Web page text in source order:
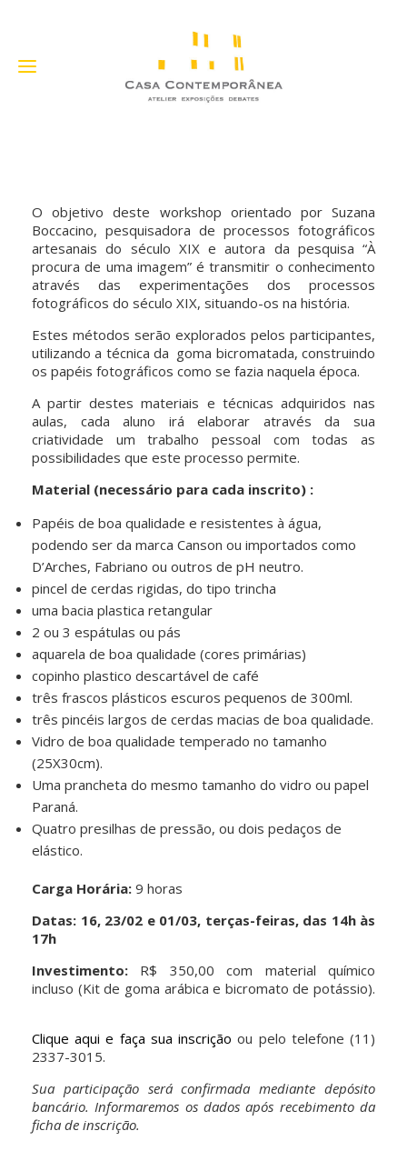
O objetivo deste workshop orientado por Suzana
Boccacino, pesquisadora de processos fotográficos
artesanais do século XIX e autora da pesquisa “À
procura de uma imagem” é transmitir o conhecimento
através das experimentações dos processos
fotográficos do século XIX, situando-os na história.
Estes métodos serão explorados pelos participantes,
utilizando a técnica da goma bicromatada, construindo
os papéis fotográficos como se fazia naquela época.
A partir destes materiais e técnicas adquiridos nas
aulas, cada aluno irá elaborar através da sua
criatividade um trabalho pessoal com todas as
possibilidades que este processo permite.
Material (necessário para cada inscrito) :
Papéis de boa qualidade e resistentes à água,
podendo ser da marca Canson ou importados como
D’Arches, Fabriano ou outros de pH neutro.
pincel de cerdas rigidas, do tipo trincha
uma bacia plastica retangular
2 ou 3 espátulas ou pás
aquarela de boa qualidade (cores primárias)
copinho plastico descartável de café
três frascos plásticos escuros pequenos de 300ml.
três pincéis largos de cerdas macias de boa qualidade.
Vidro de boa qualidade temperado no tamanho
(25X30cm).
Uma prancheta do mesmo tamanho do vidro ou papel
Paraná.
Quatro presilhas de pressão, ou dois pedaços de
elástico.
Carga Horária: 9 horas
Datas: 16, 23/02 e 01/03, terças-feiras, das 14h às
17h
Investimento: R$ 350,00 com material químico
incluso (Kit de goma arábica e bicromato de potássio).
Clique aqui e faça sua inscrição ou pelo telefone (11)
2337-3015.
Sua participação será confirmada mediante depósito
bancário. Informaremos os dados após recebimento da
ficha de inscrição.